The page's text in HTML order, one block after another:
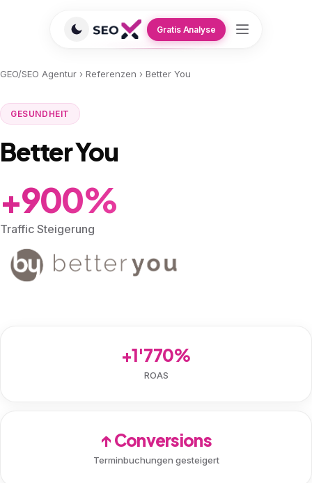
Gratis Analyse
GEO/SEO Agentur › Referenzen › Better You
GESUNDHEIT
Better You
+900%
Traffic Steigerung
+1'770%
ROAS
↑ Conversions
Terminbuchungen gesteigert